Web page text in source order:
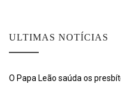
ULTIMAS NOTÍCIAS
O Papa Leão saúda os